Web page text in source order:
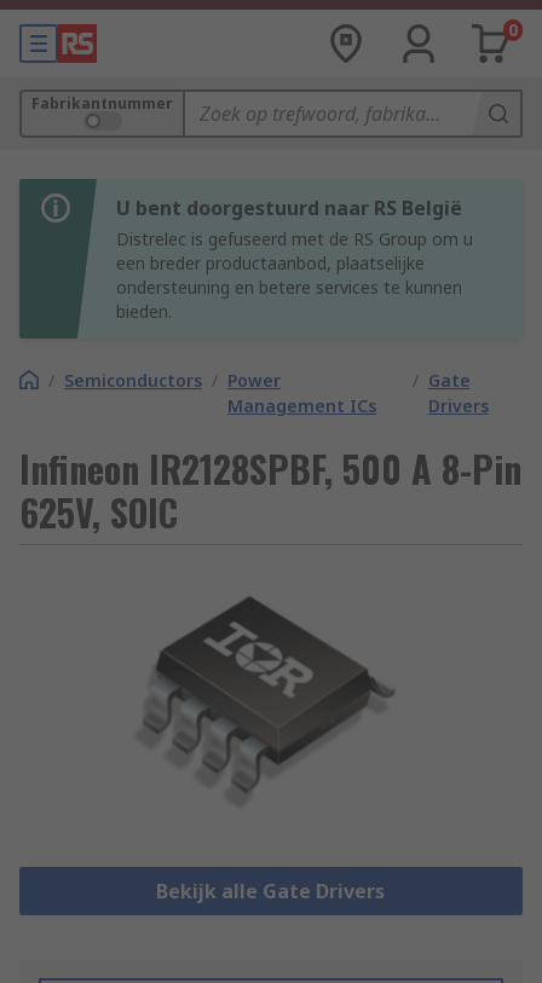
0
Fabrikantnummer
U bent doorgestuurd naar RS België
Distrelec is gefuseerd met de RS Group om u
een breder productaanbod, plaatselijke
ondersteuning en betere services te kunnen
bieden.
/ Semiconductors / Power
Management ICs
/ Gate
Drivers
Infineon IR2128SPBF, 500 A 8-Pin
625V, SOIC
Bekijk alle Gate Drivers